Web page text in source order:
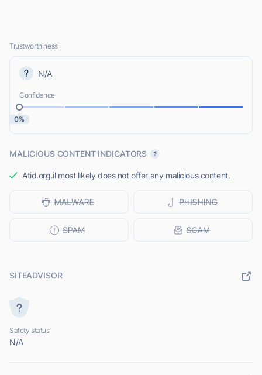
Trustworthiness
N/A
Confidence
0%
MALICIOUS CONTENT INDICATORS
Atid.org.il most likely does not offer any malicious content.
SITEADVISOR
Safety status
N/A